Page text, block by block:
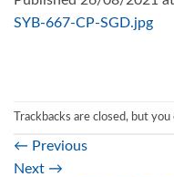
SYB-667-CP-SGD.jpg
Trackbacks are closed, but you
← Previous
Next →